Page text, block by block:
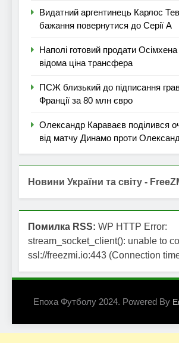
Видатний аргентинець Карлос
бажання повернутися до Серії А
Наполі готовий продати
відома ціна трансфера
ПСЖ близький до підписання
Франції за 80 млн євро
Олександр Караваєв поділився
від матчу Динамо проти
Новини України та світу -
Помилка RSS: WP HTTP Error:
stream_socket_client(): unable to
ssl://freezmi.io:443 (Connection
Епоха Футболу 2024. Powered By